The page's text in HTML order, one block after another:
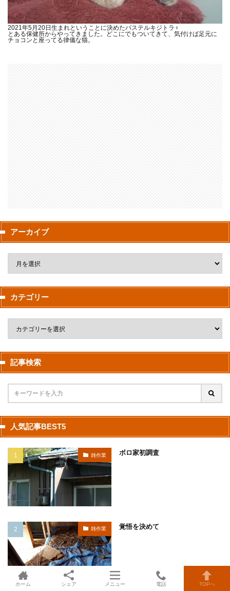
2021年5月20日生まれということに決めたパステルキジトラ♀
とある保健所からやってきました。どこにでもついてきて、気付けば足元に
チョコンと座ってる律儀な猫。
アーカイブ
カテゴリー
記事検索
人気記事BEST5
雑作業 ボロ家初調査
雑作業 覚悟を決めて
ホーム シェア メニュー 電話 TOPへ